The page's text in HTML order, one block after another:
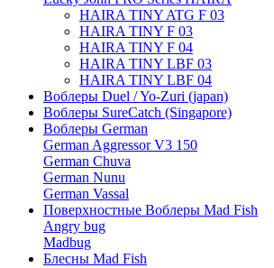
HAIRA TINY ATG F 03
HAIRA TINY F 03
HAIRA TINY F 04
HAIRA TINY LBF 03
HAIRA TINY LBF 04
Воблеры Duel / Yo-Zuri (japan)
Воблеры SureCatch (Singapore)
Воблеры German
German Aggressor V3 150
German Chuva
German Nunu
German Vassal
Поверхностные Воблеры Mad Fish
Angry bug
Madbug
Блесны Mad Fish